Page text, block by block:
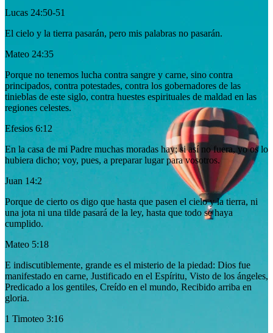
Lucas 24:50-51
El cielo y la tierra pasarán, pero mis palabras no pasarán.
Mateo 24:35
Porque no tenemos lucha contra sangre y carne, sino contra
principados, contra potestades, contra los gobernadores de las
tinieblas de este siglo, contra huestes espirituales de maldad en las
regiones celestes.
Efesios 6:12
En la casa de mi Padre muchas moradas hay; si así no fuera, yo os lo
hubiera dicho; voy, pues, a preparar lugar para vosotros.
Juan 14:2
Porque de cierto os digo que hasta que pasen el cielo y la tierra, ni
una jota ni una tilde pasará de la ley, hasta que todo se haya
cumplido.
Mateo 5:18
E indiscutiblemente, grande es el misterio de la piedad: Dios fue
manifestado en carne, Justificado en el Espíritu, Visto de los ángeles,
Predicado a los gentiles, Creído en el mundo, Recibido arriba en
gloria.
1 Timoteo 3:16